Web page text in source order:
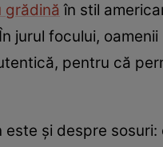
grădină în stil
jurul focului,
pentru că
și despre